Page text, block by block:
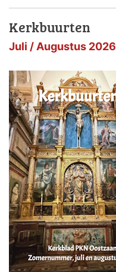
Kerkbuurten
Juli / Augustus 2026